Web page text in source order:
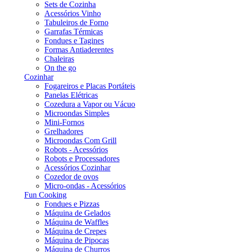
Sets de Cozinha
Acessórios Vinho
Tabuleiros de Forno
Garrafas Térmicas
Fondues e Tagines
Formas Antiaderentes
Chaleiras
On the go
Cozinhar
Fogareiros e Placas Portáteis
Panelas Elétricas
Cozedura a Vapor ou Vácuo
Microondas Simples
Mini-Fornos
Grelhadores
Microondas Com Grill
Robots - Acessórios
Robots e Processadores
Acessórios Cozinhar
Cozedor de ovos
Micro-ondas - Acessórios
Fun Cooking
Fondues e Pizzas
Máquina de Gelados
Máquina de Waffles
Máquina de Crepes
Máquina de Pipocas
Máquina de Churros